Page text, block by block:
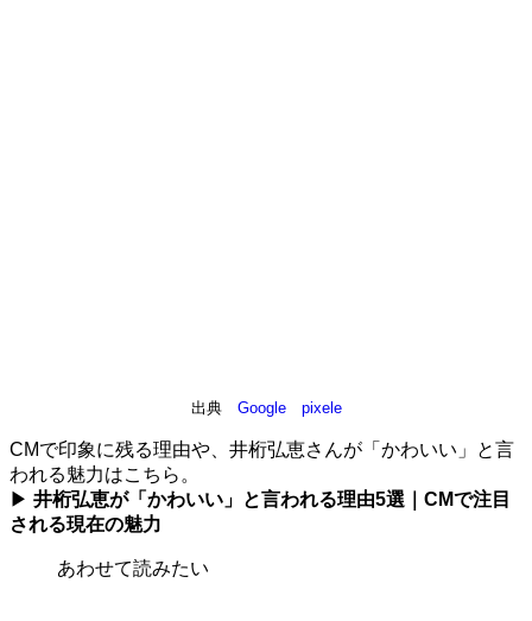
出典 Google pixele
CMで印象に残る理由や、井桁弘恵さんが「かわいい」と言
われる魅力はこちら。
▶ 井桁弘恵が「かわいい」と言われる理由5選｜CMで注目
される現在の魅力
あわせて読みたい